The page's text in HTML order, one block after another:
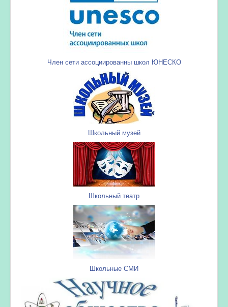
Член сети ассоциированны школ ЮНЕСКО
Школьный музей
Школьный театр
Школьные СМИ